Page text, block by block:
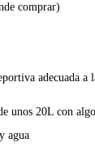
comprar)
adecuada a
unos 20L con
agua